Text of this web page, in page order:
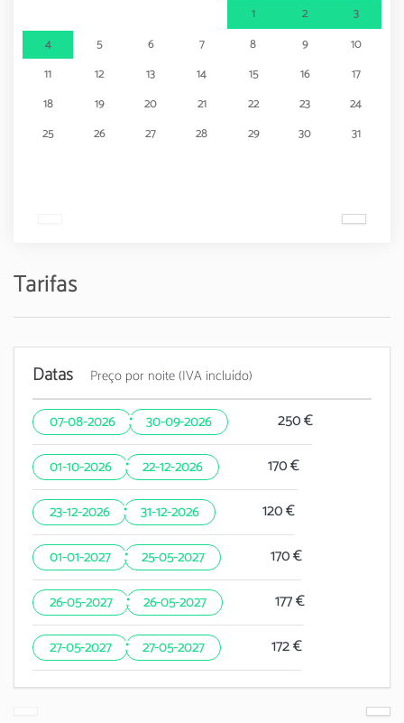
1 2
3
4
5 6 7 8 9
10
11
12 13 14 15 16
17
18
19 20 21 22 23
24
25
26 27 28 29 30 31
Tarifas
Datas Preço por noite (IVA incluído)
07-08-2026 · 30-09-2026 250 €
01-10-2026 · 22-12-2026 170 €
23-12-2026 · 31-12-2026 120 €
01-01-2027 · 25-05-2027 170 €
26-05-2027 · 26-05-2027 177 €
27-05-2027 · 27-05-2027 172 €